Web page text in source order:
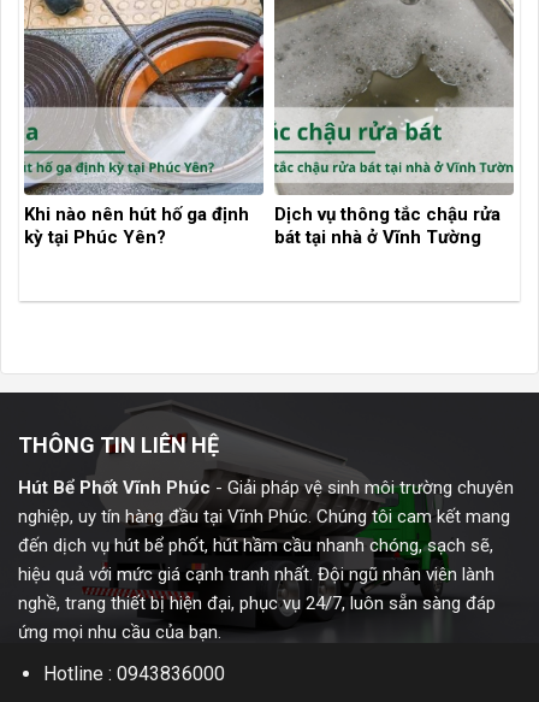
Khi nào nên hút hố ga định
kỳ tại Phúc Yên?
Dịch vụ thông tắc chậu rửa
bát tại nhà ở Vĩnh Tường
THÔNG TIN LIÊN HỆ
Hút Bể Phốt Vĩnh Phúc - Giải pháp vệ sinh môi trường chuyên
nghiệp, uy tín hàng đầu tại Vĩnh Phúc. Chúng tôi cam kết mang
đến dịch vụ hút bể phốt, hút hầm cầu nhanh chóng, sạch sẽ,
hiệu quả với mức giá cạnh tranh nhất. Đội ngũ nhân viên lành
nghề, trang thiết bị hiện đại, phục vụ 24/7, luôn sẵn sàng đáp
ứng mọi nhu cầu của bạn.
Hotline : 0943836000